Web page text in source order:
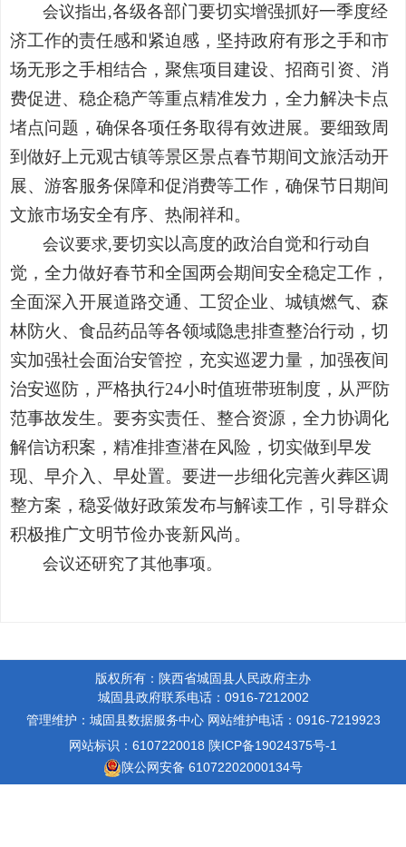
会议指出,各级各部门要切实增强抓好一季度经
济工作的责任感和紧迫感，坚持政府有形之手和市
场无形之手相结合，聚焦项目建设、招商引资、消
费促进、稳企稳产等重点精准发力，全力解决卡点
堵点问题，确保各项任务取得有效进展。要细致周
到做好上元观古镇等景区景点春节期间文旅活动开
展、游客服务保障和促消费等工作，确保节日期间
文旅市场安全有序、热闹祥和。
会议要求,要切实以高度的政治自觉和行动自
觉，全力做好春节和全国两会期间安全稳定工作，
全面深入开展道路交通、工贸企业、城镇燃气、森
林防火、食品药品等各领域隐患排查整治行动，切
实加强社会面治安管控，充实巡逻力量，加强夜间
治安巡防，严格执行24小时值班带班制度，从严防
范事故发生。要夯实责任、整合资源，全力协调化
解信访积案，精准排查潜在风险，切实做到早发
现、早介入、早处置。要进一步细化完善火葬区调
整方案，稳妥做好政策发布与解读工作，引导群众
积极推广文明节俭办丧新风尚。
会议还研究了其他事项。
版权所有：陕西省城固县人民政府主办
城固县政府联系电话：0916-7212002
管理维护：城固县数据服务中心 网站维护电话：0916-7219923
网站标识：6107220018 陕ICP备19024375号-1
陕公网安备 61072202000134号